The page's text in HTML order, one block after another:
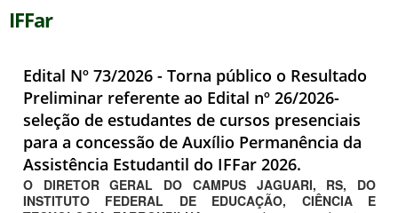
IFFar
Edital Nº 73/2026 - Torna público o Resultado
Preliminar referente ao Edital nº 26/2026-
seleção de estudantes de cursos presenciais
para a concessão de Auxílio Permanência da
Assistência Estudantil do IFFar 2026.
O DIRETOR GERAL DO CAMPUS JAGUARI, RS, DO
INSTITUTO FEDERAL DE EDUCAÇÃO, CIÊNCIA E